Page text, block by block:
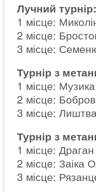
Лучний турнір:
1 місце:
2 місце:
3 місце:
Турнір з
1 місце:
2 місце:
3 місце:
Турнір з
1 місце:
2 місце: Заіка
3 місце: